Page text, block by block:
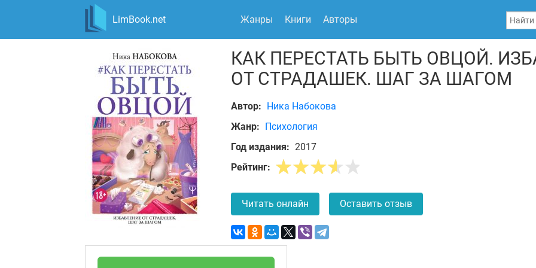
LimBook.net Жанры Книги Авторы
КАК ПЕРЕСТАТЬ БЫТЬ ОВЦОЙ.
ОТ СТРАДАШЕК. ШАГ ЗА ШАГОМ
Автор: Ника Набокова
Жанр: Психология
Год издания: 2017
Рейтинг:
Читать онлайн Оставить отзыв